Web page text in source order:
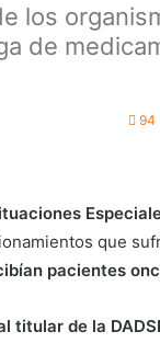
los
de
94
que
pacientes
titular de la